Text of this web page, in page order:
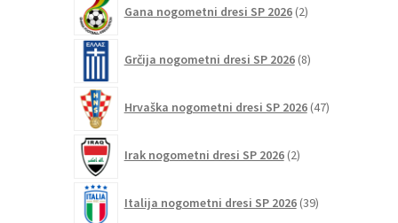
Gana nogometni dresi SP 2026 2izdelka
Grčija nogometni dresi SP 2026 8izdelkov
Hrvaška nogometni dresi SP 2026 47izdelkov
Irak nogometni dresi SP 2026 2izdelka
Italija nogometni dresi SP 2026 39izdelkov